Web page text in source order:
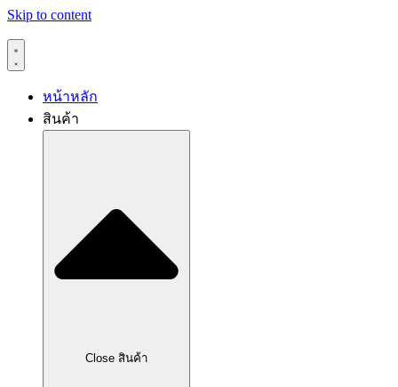
Skip to content
หน้าหลัก
สินค้า
Close สินค้า